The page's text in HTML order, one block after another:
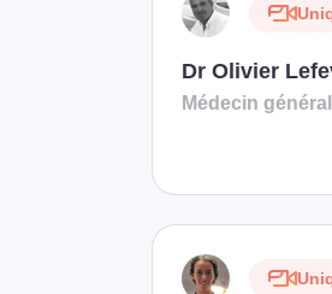
Dr Olivier
Médecin